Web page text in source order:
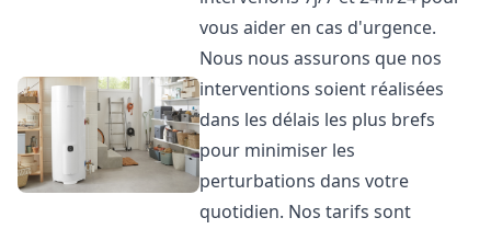
vous aider en cas d'urgence.
Nous nous assurons que nos
interventions soient réalisées
dans les délais les plus brefs
pour minimiser les
perturbations dans votre
quotidien. Nos tarifs sont